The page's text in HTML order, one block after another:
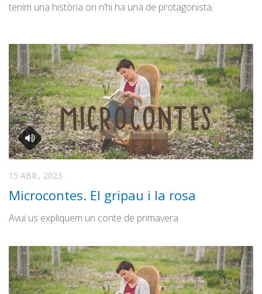
tenim una història on n’hi ha una de protagonista.
15 ABR., 2023
Microcontes. El gripau i la rosa
Avui us expliquem un conte de primavera.